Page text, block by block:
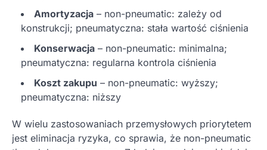
Amortyzacja – non-pneumatic: zależy od
konstrukcji; pneumatyczna: stała wartość ciśnienia
Konserwacja – non-pneumatic: minimalna;
pneumatyczna: regularna kontrola ciśnienia
Koszt zakupu – non-pneumatic: wyższy;
pneumatyczna: niższy
W wielu zastosowaniach przemysłowych priorytetem
jest eliminacja ryzyka, co sprawia, że non-pneumatic